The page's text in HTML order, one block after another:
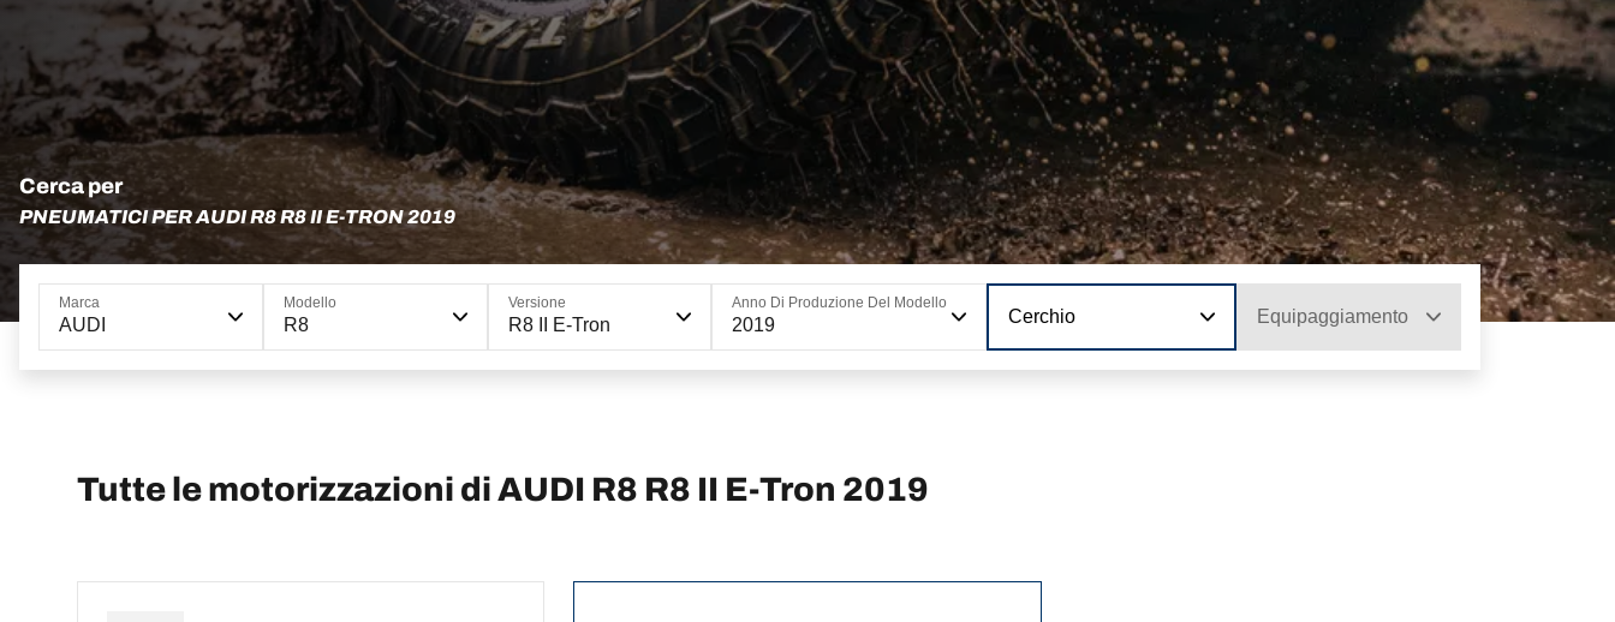
Cerca per
PNEUMATICI PER AUDI R8 R8 II E-TRON 2019
Marca
AUDI
Modello
R8
Versione
R8 II E-Tron
Anno Di Produzione Del Modello
2019 Cerchio Equipaggiamento
Tutte le motorizzazioni di AUDI R8 R8 II E-Tron 2019